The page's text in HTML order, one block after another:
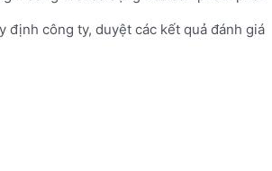
định công ty, duyệt các kết quả đánh giá